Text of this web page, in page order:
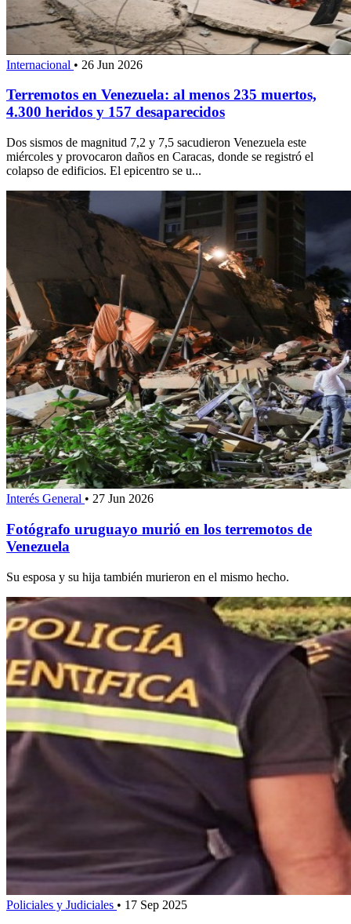
Internacional • 26 Jun 2026
Terremotos en Venezuela: al menos 235 muertos,
4.300 heridos y 157 desaparecidos
Dos sismos de magnitud 7,2 y 7,5 sacudieron Venezuela este
miércoles y provocaron daños en Caracas, donde se registró el
colapso de edificios. El epicentro se u...
Interés General • 27 Jun 2026
Fotógrafo uruguayo murió en los terremotos de
Venezuela
Su esposa y su hija también murieron en el mismo hecho.
Policiales y Judiciales • 17 Sep 2025